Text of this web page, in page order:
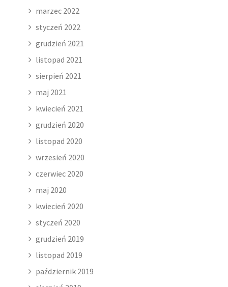
marzec 2022
styczeń 2022
grudzień 2021
listopad 2021
sierpień 2021
maj 2021
kwiecień 2021
grudzień 2020
listopad 2020
wrzesień 2020
czerwiec 2020
maj 2020
kwiecień 2020
styczeń 2020
grudzień 2019
listopad 2019
październik 2019